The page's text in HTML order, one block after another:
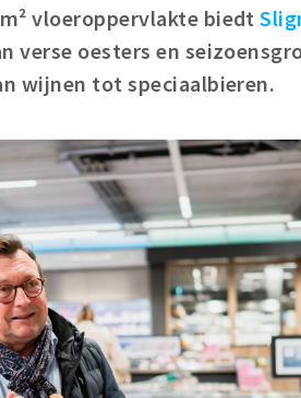
vloeroppervlakte biedt
verse oesters en
wijnen tot speciaalbieren.